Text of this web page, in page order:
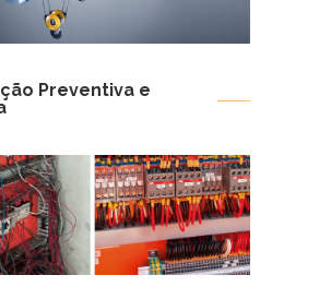
Preventiva e